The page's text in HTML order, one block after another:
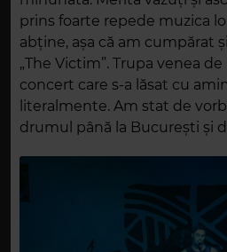
prins foarte repede muzica
abține, așa că am cumpărat
„The Victim”. Trupa venea
concert care s-a lăsat cu
literalmente. Am stat de
drumul până la București și